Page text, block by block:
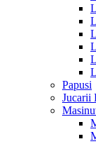
Papusi
Jucarii